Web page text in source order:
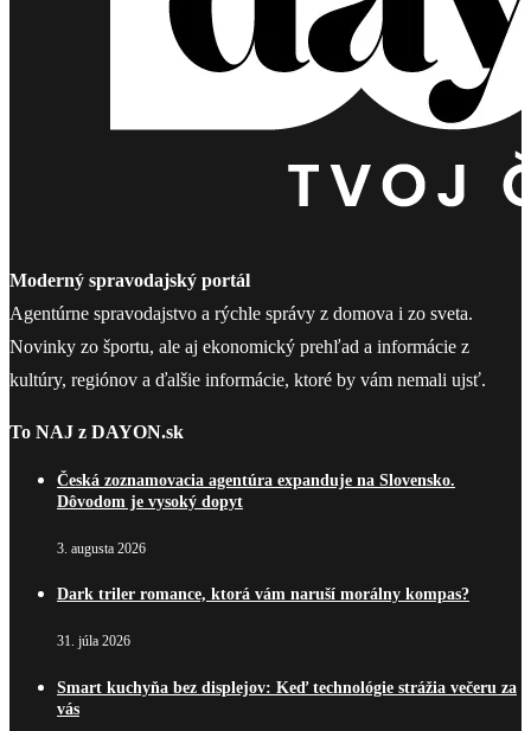
Moderný spravodajský portál
Agentúrne spravodajstvo a rýchle správy z domova i zo sveta.
Novinky zo športu, ale aj ekonomický prehľad a informácie z
kultúry, regiónov a ďalšie informácie, ktoré by vám nemali ujsť.
To NAJ z DAYON.sk
Česká zoznamovacia agentúra expanduje na Slovensko.
Dôvodom je vysoký dopyt
3. augusta 2026
Dark triler romance, ktorá vám naruší morálny kompas?
31. júla 2026
Smart kuchyňa bez displejov: Keď technológie strážia večeru za
vás